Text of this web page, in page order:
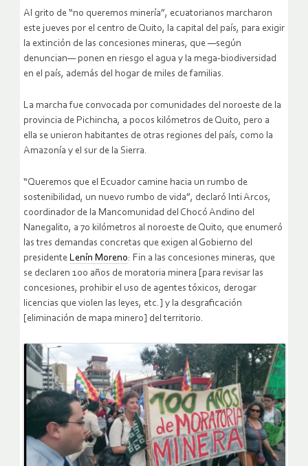
Al grito de “no queremos minería”, ecuatorianos marcharon
este jueves por el centro de Quito, la capital del país, para exigir
la extinción de las concesiones mineras, que —según
denuncian— ponen en riesgo el agua y la mega-biodiversidad
en el país, además del hogar de miles de familias.
La marcha fue convocada por comunidades del noroeste de la
provincia de Pichincha, a pocos kilómetros de Quito, pero a
ella se unieron habitantes de otras regiones del país, como la
Amazonía y el sur de la Sierra.
“Queremos que el Ecuador camine hacia un rumbo de
sostenibilidad, un nuevo rumbo de vida”, declaró Inti Arcos,
coordinador de la Mancomunidad del Chocó Andino del
Nanegalito, a 70 kilómetros al noroeste de Quito, que enumeró
las tres demandas concretas que exigen al Gobierno del
presidente Lenín Moreno: Fin a las concesiones mineras, que
se declaren 100 años de moratoria minera [para revisar las
concesiones, prohibir el uso de agentes tóxicos, derogar
licencias que violen las leyes, etc.] y la desgraficación
[eliminación de mapa minero] del territorio.